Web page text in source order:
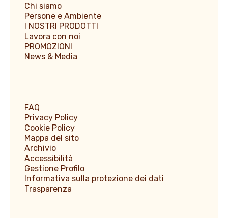
Chi siamo
Persone e Ambiente
I NOSTRI PRODOTTI
Lavora con noi
PROMOZIONI
News & Media
FAQ
Privacy Policy
Cookie Policy
Mappa del sito
Archivio
Accessibilità
Gestione Profilo
Informativa sulla protezione dei dati
Trasparenza